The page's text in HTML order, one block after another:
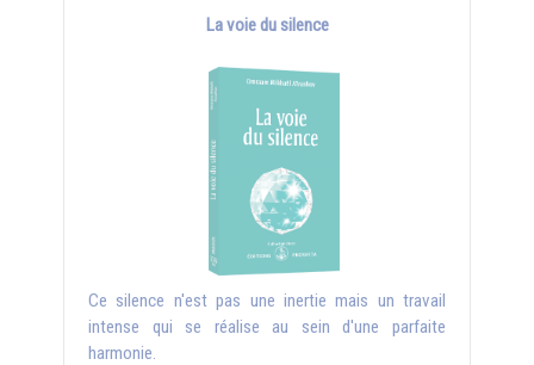
La voie du silence
Ce silence n'est pas une inertie mais un travail
intense qui se réalise au sein d'une parfaite
harmonie.